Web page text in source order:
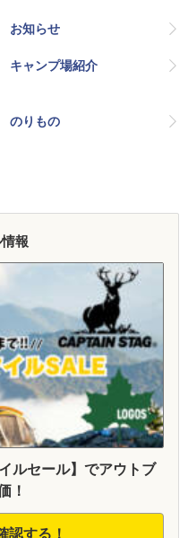
お知らせ
キャンプ場紹介
のりもの
報
ルセール】でアウトブ
！
認する！